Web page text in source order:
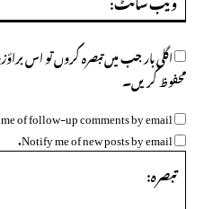
اگلی بار جب میں تبصرہ کروں تو اس
محفوظ کریں۔
of follow-up comments by email.
Notify me of new posts by email.